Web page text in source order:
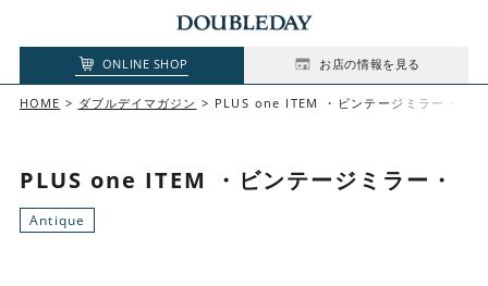
ONLINE SHOP お店の情報を見る
HOME ダブルデイマガジン PLUS one ITEM ・ビンテージミラー・
PLUS one ITEM ・ビンテージミラー・
Antique